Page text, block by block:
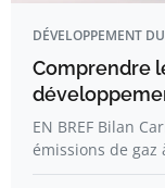
DÉVELOPPEMENT
Comprendre
EN BREF Bilan
émissions de gaz